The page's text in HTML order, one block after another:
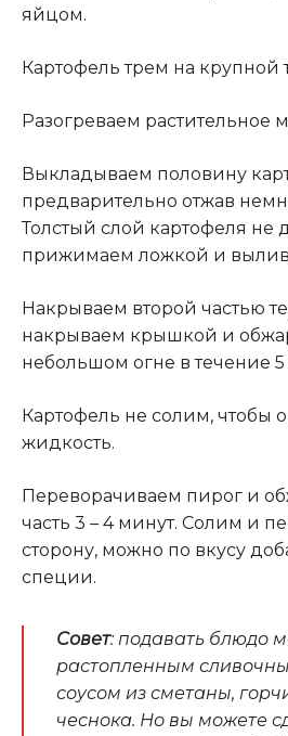
яйцом.
Картофель трем на крупной
Разогреваем растительное
Выкладываем половину
предварительно отжав
Толстый слой картофеля не
прижимаем ложкой и
Накрываем второй частью
накрываем крышкой и
небольшом огне в течение 5
Картофель не солим,
жидкость.
Переворачиваем пирог и
часть 3 – 4 минут. Солим и
сторону, можно по вкусу
специи.
Совет: подавать блюдо
растопленным
соусом из сметаны,
чеснока. Но вы можете